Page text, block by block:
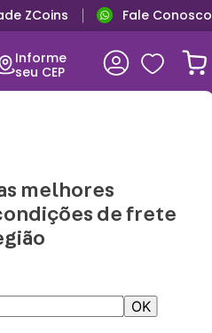
ZCoins Fale Conosco
Informe
seu CEP
melhores
de frete
OK
carrinho e
compra.
Copiar
HELLO